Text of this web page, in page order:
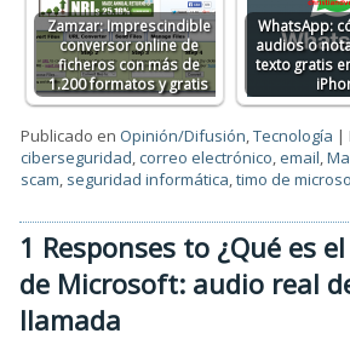
Zamzar: Imprescindible
conversor online de
ficheros con más de
1.200 formatos y gratis
WhatsApp:
audios o
texto gratis
Publicado en Opinión/Difusión,Tecnología |
ciberseguridad,correo electrónico, email,
scam, seguridad informática,timo de
1 Responses to ¿Qué es
de Microsoft: audio real
llamada